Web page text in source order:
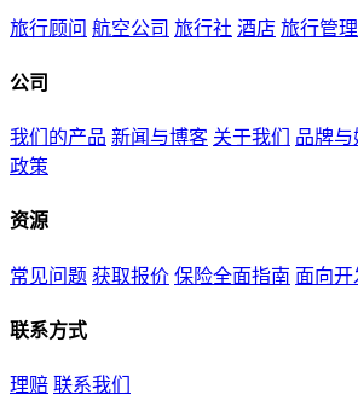
旅行顾问 航空公司 旅行社 酒店 旅行管理
公司
我们的产品 新闻与博客 关于我们 品牌与
政策
资源
常见问题 获取报价 保险全面指南 面向开
联系方式
理赔 联系我们